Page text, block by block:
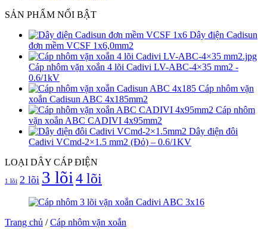
SẢN PHẨM NỔI BẬT
Dây điện Cadisun
đơn mềm VCSF 1x6,0mm2
Cáp nhôm vặn xoắn 4 lõi Cadivi LV-ABC-4×35 mm2 -
0.6/1kV
Cáp nhôm vặn
xoắn Cadisun ABC 4x185mm2
Cáp nhôm
vặn xoắn ABC CADIVI 4x95mm2
Dây điện đôi
Cadivi VCmd-2×1.5 mm2 (Đỏ) – 0.6/1KV
LOẠI DÂY CÁP ĐIỆN
1 lõi 2 lõi 3 lõi 4 lõi
Trang chủ / Cáp nhôm vặn xoắn